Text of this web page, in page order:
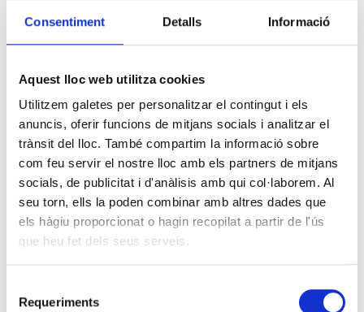
Consentiment Detalls Informació
Aquest lloc web utilitza cookies
Utilitzem galetes per personalitzar el contingut i els
anuncis, oferir funcions de mitjans socials i analitzar el
trànsit del lloc. També compartim la informació sobre
com feu servir el nostre lloc amb els partners de mitjans
socials, de publicitat i d'anàlisis amb qui col·laborem. Al
seu torn, ells la poden combinar amb altres dades que
els hàgiu proporcionat o hagin recopilat a partir de l'ús
que heu fet dels seus serveis.
Requeriments